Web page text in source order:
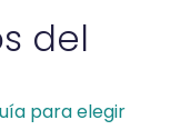
del
para elegir